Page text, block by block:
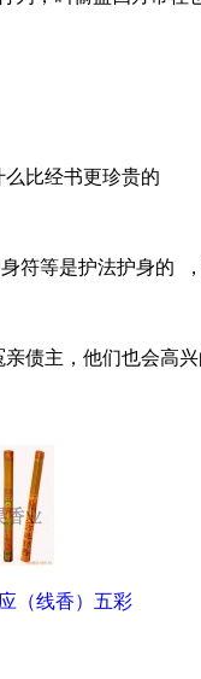
比经书更珍贵的
符等是护法护身的
债主，他们也会高兴
（线香）五彩